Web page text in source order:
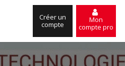
Créer un
compte
Mon
compte pro